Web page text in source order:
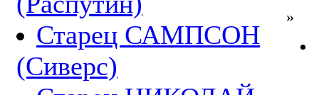
Старец САМПСОН
(Сиверс)
»